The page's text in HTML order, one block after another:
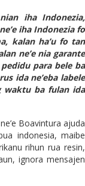
iha Indonezia,
iha Indonezia fo
kalan ha’u fo tan
ne’e nia garante
para bele ba
ida ne’eba labele
waktu ba fulan ida
Boavintura ajuda
indonesia, maibe
rihun rua resin,
ignora mensajen